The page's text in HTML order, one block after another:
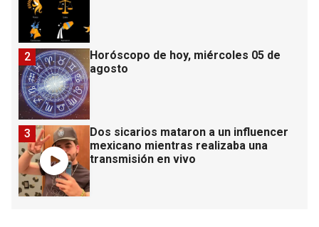
Horóscopo de hoy, miércoles 05 de
agosto
2
Dos sicarios mataron a un influencer
mexicano mientras realizaba una
transmisión en vivo
3